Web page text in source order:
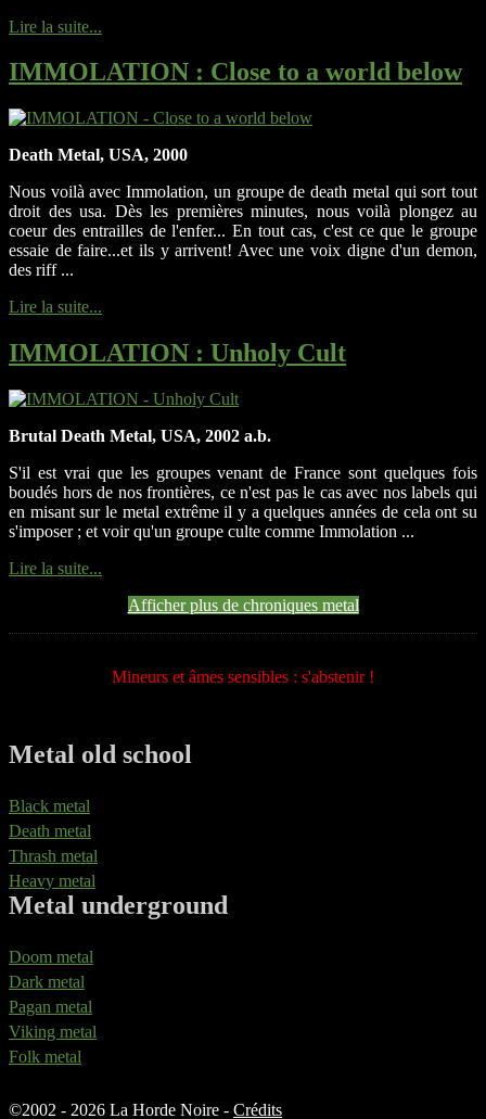
Lire la suite...
IMMOLATION : Close to a world below
Death Metal, USA, 2000
Nous voilà avec Immolation, un groupe de death metal qui sort tout
droit des usa. Dès les premières minutes, nous voilà plongez au
coeur des entrailles de l'enfer... En tout cas, c'est ce que le groupe
essaie de faire...et ils y arrivent! Avec une voix digne d'un demon,
des riff ...
Lire la suite...
IMMOLATION : Unholy Cult
Brutal Death Metal, USA, 2002 a.b.
S'il est vrai que les groupes venant de France sont quelques fois
boudés hors de nos frontières, ce n'est pas le cas avec nos labels qui
en misant sur le metal extrême il y a quelques années de cela ont su
s'imposer ; et voir qu'un groupe culte comme Immolation ...
Lire la suite...
Afficher plus de chroniques metal
Mineurs et âmes sensibles : s'abstenir !
Metal old school
Black metal
Death metal
Thrash metal
Heavy metal
Metal underground
Doom metal
Dark metal
Pagan metal
Viking metal
Folk metal
©2002 - 2026 La Horde Noire - Crédits